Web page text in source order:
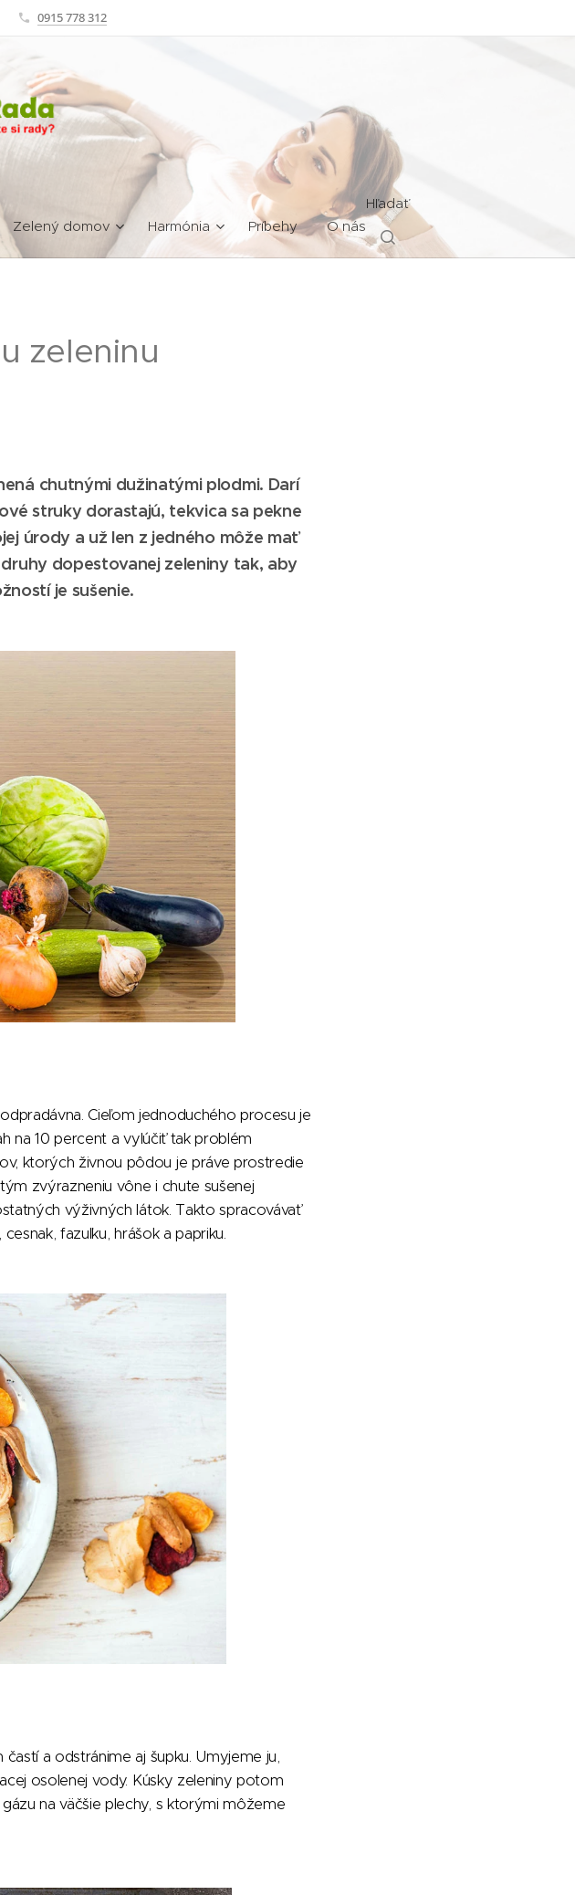
0915 778 312
Zelený domov Harmónia Príbehy O nás
Hľadať
zeleninu
chutnými dužinatými plodmi. Darí
struky dorastajú, tekvica sa pekne
úrody a už len z jedného môže mať
dopestovanej zeleniny tak, aby
je sušenie.
Cieľom jednoduchého procesu je
na 10 percent a vylúčiť tak problém
ktorých živnou pôdou je práve prostredie
zvýrazneniu vône i chute sušenej
výživných látok. Takto spracovávať
fazuľku, hrášok a papriku.
a odstránime aj šupku. Umyjeme ju,
osolenej vody. Kúsky zeleniny potom
na väčšie plechy, s ktorými môžeme